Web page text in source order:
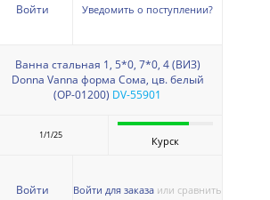
Войти Уведомить о поступлении?
Ванна стальная 1, 5*0, 7*0, 4 (ВИЗ)
Donna Vanna форма Сома, цв. белый
(ОР-01200) DV-55901
1/1/25 Курск
Войти Войти для заказа или сравнить